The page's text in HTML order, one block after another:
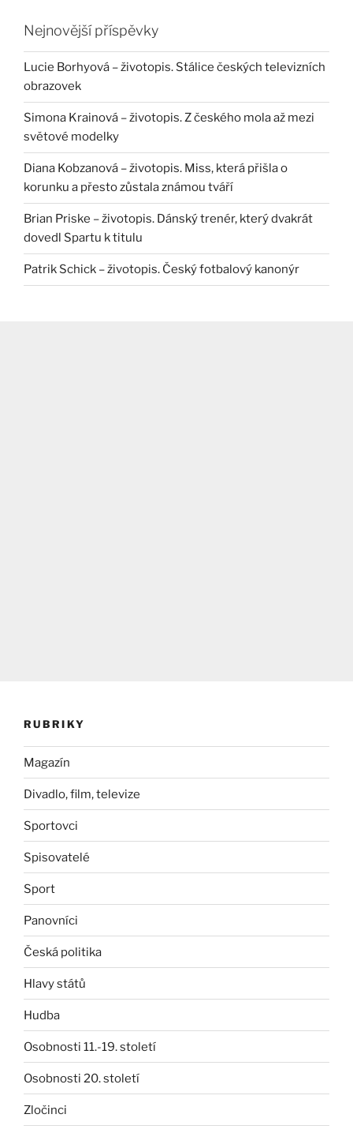
Nejnovější příspěvky
Lucie Borhyová – životopis. Stálice českých televizních
obrazovek
Simona Krainová – životopis. Z českého mola až mezi
světové modelky
Diana Kobzanová – životopis. Miss, která přišla o
korunku a přesto zůstala známou tváří
Brian Priske – životopis. Dánský trenér, který dvakrát
dovedl Spartu k titulu
Patrik Schick – životopis. Český fotbalový kanonýr
RUBRIKY
Magazín
Divadlo, film, televize
Sportovci
Spisovatelé
Sport
Panovníci
Česká politika
Hlavy států
Hudba
Osobnosti 11.-19. století
Osobnosti 20. století
Zločinci